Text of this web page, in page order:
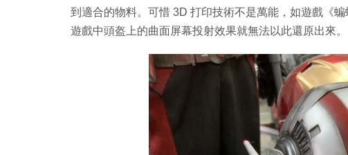
到適合的物料。可惜 3D 打印技術不是萬能，如遊戲《
遊戲中頭盔上的曲面屏幕投射效果就無法以此還原出來。